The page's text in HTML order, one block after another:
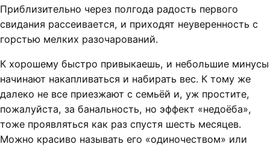
Приблизительно через полгода радость первого
свидания рассеивается, и приходят неуверенность с
горстью мелких разочарований.
К хорошему быстро привыкаешь, и небольшие минусы
начинают накапливаться и набирать вес. К тому же
далеко не все приезжают с семьёй и, уж простите,
пожалуйста, за банальность, но эффект «недоёба»,
тоже проявляться как раз спустя шесть месяцев.
Можно красиво называть его «одиночеством» или